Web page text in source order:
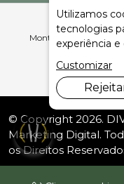
Montagem e Aluguel
© Copyright 2026.
Marketing Digital.
os Direitos
Utilizamos
tecnologias
experiência
Customizar